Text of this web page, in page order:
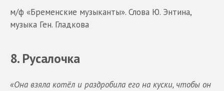
м/ф «Бременские музыканты». Слова Ю. Энтина,
музыка Ген. Гладкова
8. Русалочка
«Она взяла котёл и раздробила его на куски, чтобы он